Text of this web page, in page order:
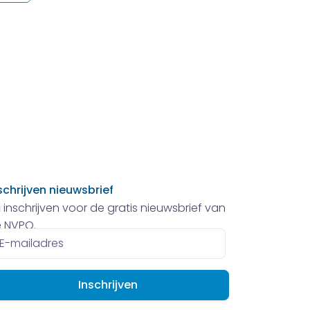
nieuwsbrief
inschrijven voor de gratis nieuwsbrief van